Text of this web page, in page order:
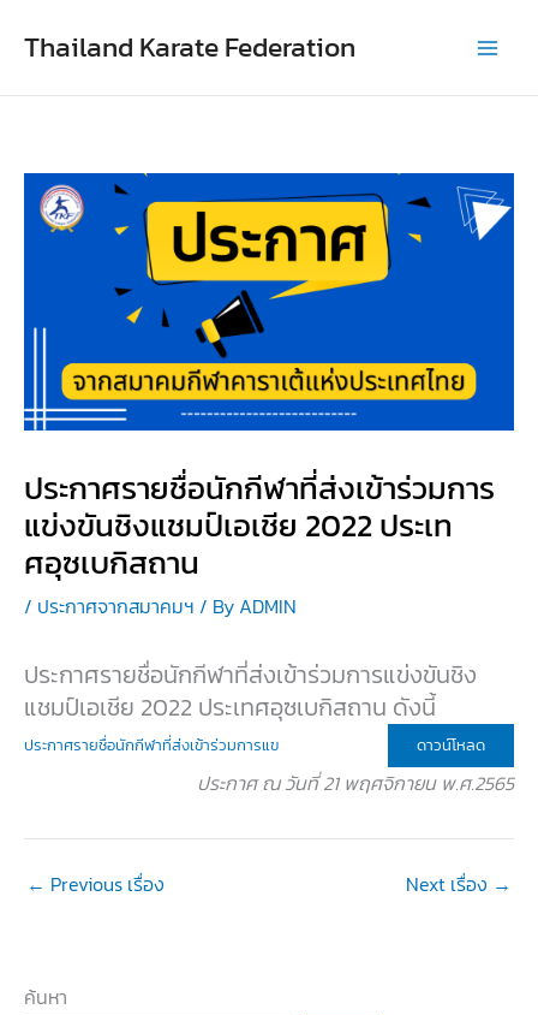
Thailand Karate Federation
ประกาศรายชื่อนักกีฬาที่ส่งเข้าร่วมการ
แข่งขันชิงแชมป์เอเชีย 2022 ประเท
ศอุซเบกิสถาน
/ ประกาศจากสมาคมฯ / By ADMIN
ประกาศรายชื่อนักกีฬาที่ส่งเข้าร่วมการแข่งขันชิง
แชมป์เอเชีย 2022 ประเทศอุซเบกิสถาน ดังนี้
ประกาศรายชื่อนักกีฬาที่ส่งเข้าร่วมการแข ดาวน์โหลด
ประกาศ ณ วันที่ 21 พฤศจิกายน พ.ศ.2565
← Previous เรื่อง Next เรื่อง →
ค้นหา